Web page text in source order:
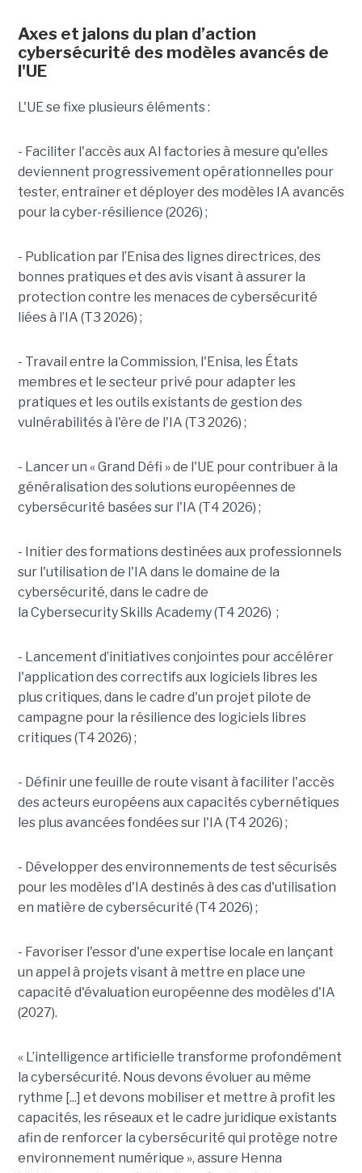
Axes et jalons du plan d’action
cybersécurité des modèles avancés de
l'UE
L'UE se fixe plusieurs éléments :
- Faciliter l'accès aux AI factories à mesure qu'elles
deviennent progressivement opérationnelles pour
tester, entraîner et déployer des modèles IA avancés
pour la cyber-résilience (2026) ;
- Publication par l’Enisa des lignes directrices, des
bonnes pratiques et des avis visant à assurer la
protection contre les menaces de cybersécurité
liées à l’IA (T3 2026) ;
- Travail entre la Commission, l'Enisa, les États
membres et le secteur privé pour adapter les
pratiques et les outils existants de gestion des
vulnérabilités à l'ère de l'IA (T3 2026) ;
- Lancer un « Grand Défi » de l'UE pour contribuer à la
généralisation des solutions européennes de
cybersécurité basées sur l'IA (T4 2026) ;
- Initier des formations destinées aux professionnels
sur l'utilisation de l'IA dans le domaine de la
cybersécurité, dans le cadre de
la Cybersecurity Skills Academy (T4 2026) ;
- Lancement d’initiatives conjointes pour accélérer
l'application des correctifs aux logiciels libres les
plus critiques, dans le cadre d'un projet pilote de
campagne pour la résilience des logiciels libres
critiques (T4 2026) ;
- Définir une feuille de route visant à faciliter l'accès
des acteurs européens aux capacités cybernétiques
les plus avancées fondées sur l'IA (T4 2026) ;
- Développer des environnements de test sécurisés
pour les modèles d'IA destinés à des cas d'utilisation
en matière de cybersécurité (T4 2026) ;
- Favoriser l'essor d'une expertise locale en lançant
un appel à projets visant à mettre en place une
capacité d'évaluation européenne des modèles d'IA
(2027).
« L’intelligence artificielle transforme profondément
la cybersécurité. Nous devons évoluer au même
rythme [...] et devons mobiliser et mettre à profit les
capacités, les réseaux et le cadre juridique existants
afin de renforcer la cybersécurité qui protège notre
environnement numérique », assure Henna